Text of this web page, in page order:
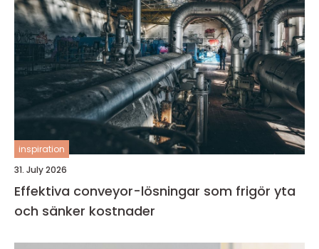
inspiration
31. July 2026
Effektiva conveyor-lösningar som frigör yta
och sänker kostnader